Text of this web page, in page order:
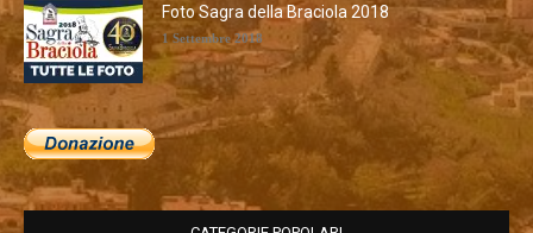
Foto Sagra della Braciola 2018
1 Settembre 2018